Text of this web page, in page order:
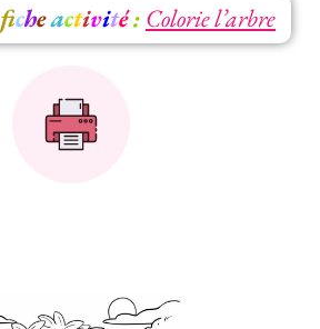
fcheactivité: Colorie l’arbre